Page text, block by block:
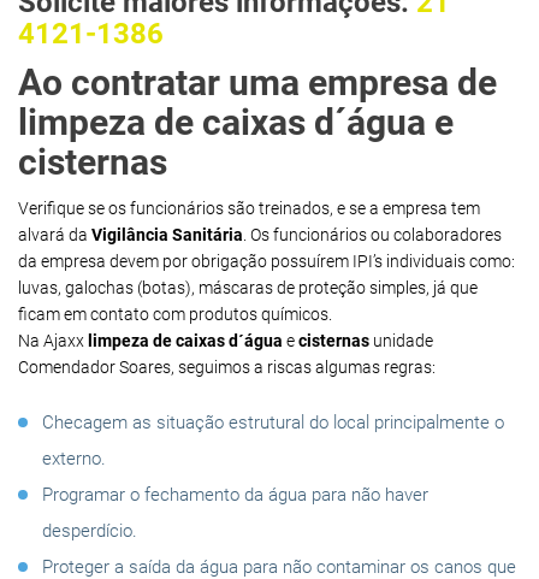
4121-1386
Ao contratar uma empresa de
limpeza de caixas d´água e
cisternas
Verifique se os funcionários são treinados, e se a empresa tem
alvará da Vigilância Sanitária . Os funcionários ou colaboradores
da empresa devem por obrigação possuírem IPI’s individuais como:
luvas, galochas (botas), máscaras de proteção simples, já que
ficam em contato com produtos químicos.
Na Ajaxx limpeza de caixas d´água ecisternas unidade
Comendador Soares, seguimos a riscas algumas regras:
Checagem as situação estrutural do local principalmente o
externo.
Programar o fechamento da água para não haver
desperdício.
Proteger a saída da água para não contaminar os canos que